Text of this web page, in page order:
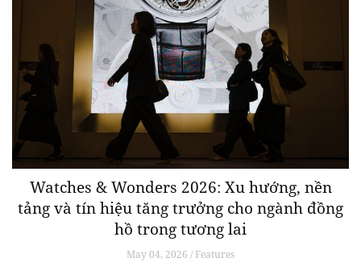
Watches & Wonders 2026: Xu hướng, nền
tảng và tín hiệu tăng trưởng cho ngành đồng
hồ trong tương lai
May 04, 2026 / Features